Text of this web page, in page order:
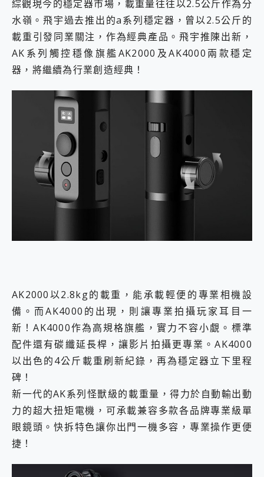
綜觀現今的穩定器市場，載重量往往以2.5公斤作為分
水嶺。飛宇過去推出的a系列穩定器，曾以2.5公斤的
載重引發同業關注，作為經典產品。飛宇推陳出新，
AK系列觸控穩像旗艦AK2000及AK4000兩款穩定
器，將繼續為行業創造經典！
AK2000以2.8kg的載重，能承載輕便的專業相機設
備。而AK4000的出現，則讓專業拍攝玩家耳目一
新！AK4000作為高規格旗艦，實力不容小覷。標準
配件還有碳纖延長桿，讓影片拍攝更專業。AK4000
以出色的4公斤載重刷新紀錄，再為穩定器立下里程
碑！
新一代的AK系列怪獸級的載重量，得力於自動輸出動
力的超大扭矩電機，可承載兼容多款各品牌專業級單
眼鏡頭。快拆特色讓你出門一機多容，專業操作更便
捷！